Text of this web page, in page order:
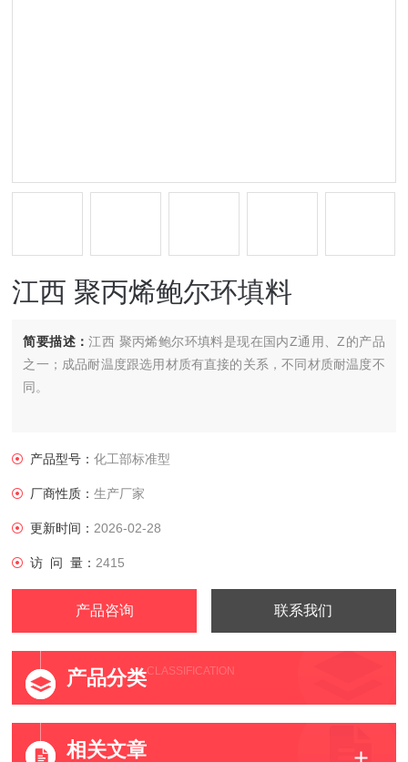
江西 聚丙烯鲍尔环填料
简要描述：江西 聚丙烯鲍尔环填料是现在国内Z通用、Z的产品
之一；成品耐温度跟选用材质有直接的关系，不同材质耐温度不
同。
产品型号：化工部标准型
厂商性质：生产厂家
更新时间： 2026-02-28
访 问 量： 2415
产品咨询 联系我们
产品分类CLASSIFICATION
相关文章